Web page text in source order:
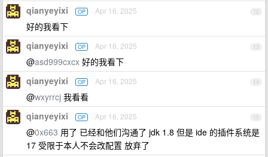
12
qianyeyixi OP Apr 16, 2025
好的我看下
13
qianyeyixi OP Apr 16, 2025
@asd999cxcx 好的我看下
14
qianyeyixi OP Apr 16, 2025
@wxyrrcj 我看看
15
qianyeyixi OP Apr 16, 2025
@0x663 用了 已经和他们沟通了 jdk 1.8 但是 ide 的插件系统是
17 受限于本人不会改配置 放弃了